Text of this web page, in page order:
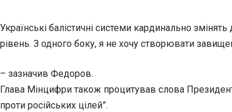
Українські балістичні системи кардинально
рівень. З одного боку, я не хочу створювати
– зазначив Федоров.
Глава Мінцифри також процитував слова
проти російських цілей”.